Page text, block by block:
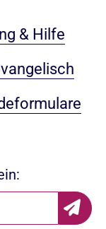
& Hilfe